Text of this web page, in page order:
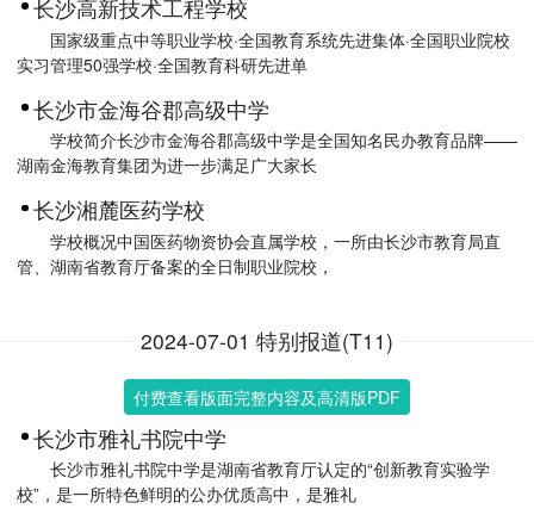
长沙高新技术工程学校
国家级重点中等职业学校·全国教育系统先进集体·全国职业院校
实习管理50强学校·全国教育科研先进单
长沙市金海谷郡高级中学
学校简介长沙市金海谷郡高级中学是全国知名民办教育品牌——
湖南金海教育集团为进一步满足广大家长
长沙湘麓医药学校
学校概况中国医药物资协会直属学校，一所由长沙市教育局直
管、湖南省教育厅备案的全日制职业院校，
2024-07-01 特别报道(T11)
付费查看版面完整内容及高清版PDF
长沙市雅礼书院中学
长沙市雅礼书院中学是湖南省教育厅认定的“创新教育实验学
校”，是一所特色鲜明的公办优质高中，是雅礼